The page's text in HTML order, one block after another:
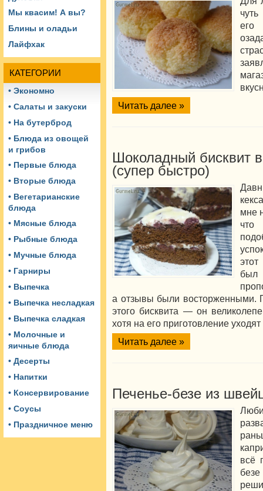
Мы квасим! А вы?
Блины и оладьи
Лайфхак
КАТЕГОРИИ
• Экономно
• Салаты и закуски
• На бутерброд
• Блюда из овощей
и грибов
• Первые блюда
• Вторые блюда
• Вегетарианские
блюда
• Мясные блюда
• Рыбные блюда
• Мучные блюда
• Гарниры
• Выпечка
• Выпечка несладкая
• Выпечка сладкая
• Молочные и
яичные блюда
• Десерты
• Напитки
• Консервирование
• Соусы
• Праздничное меню
Читать далее »
Шоколадный бисквит
(супер быстро)
мне
что
был
а отзывы были восторженными.
этого бисквита — он
хотя на его приготовление
Читать далее »
Печенье-безе из
всё